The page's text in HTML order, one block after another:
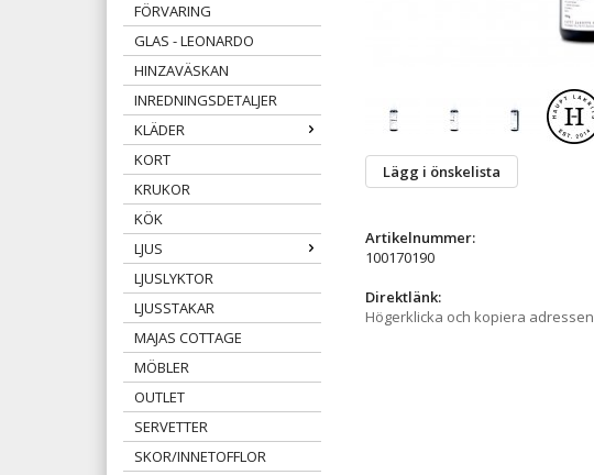
FÖRVARING
GLAS - LEONARDO
HINZAVÄSKAN
INREDNINGSDETALJER
KLÄDER
KORT
KRUKOR
KÖK
LJUS
LJUSLYKTOR
LJUSSTAKAR
MAJAS COTTAGE
MÖBLER
OUTLET
SERVETTER
SKOR/INNETOFFLOR
Lägg i önskelista
Artikelnummer:
100170190
Direktlänk:
Högerklicka och kopiera adressen